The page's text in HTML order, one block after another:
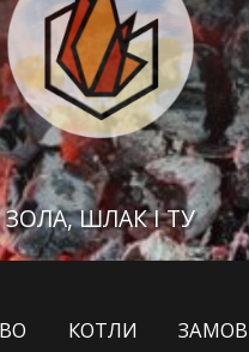
ЗОЛА, ШЛАК І ТУ
КОТЛИ